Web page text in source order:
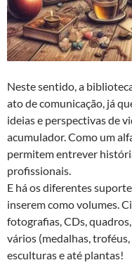
Neste sentido, a
ato de comunicação, já
ideias e perspectivas de
acumulador. Como um
permitem entrever
profissionais.
E há os diferentes
inserem como volumes.
fotografias, CDs,
vários (medalhas,
esculturas e até plantas!